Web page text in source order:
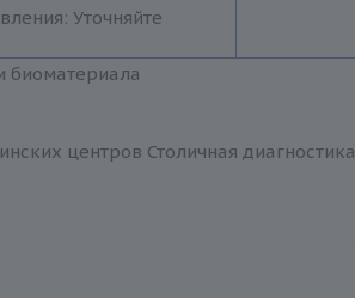
Уточняйте
биоматериала
центров Столичная